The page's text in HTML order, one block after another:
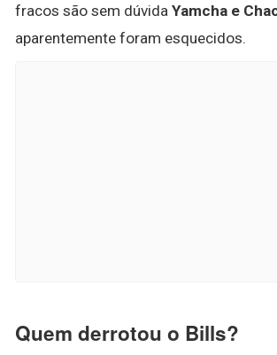
fracos são sem dúvida Yamcha e
aparentemente foram esquecidos.
Quem derrotou o Bills?